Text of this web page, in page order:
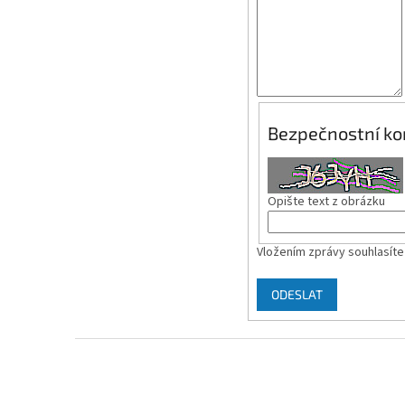
Bezpečnostní
Opište text z obrázku
Vložením zprávy
ODESLAT